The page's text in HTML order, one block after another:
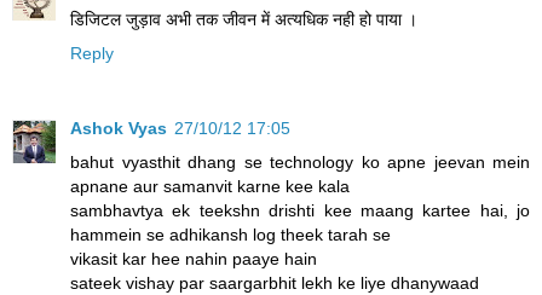
डिजिटल जुड़ाव अभी तक जीवन में अत्यधिक नही हो पाया ।
Reply
Ashok Vyas 27/10/12 17:05
bahut vyasthit dhang se technology ko apne jeevan mein
apnane aur samanvit karne kee kala
sambhavtya ek teekshn drishti kee maang kartee hai, jo
hammein se adhikansh log theek tarah se
vikasit kar hee nahin paaye hain
sateek vishay par saargarbhit lekh ke liye dhanywaad